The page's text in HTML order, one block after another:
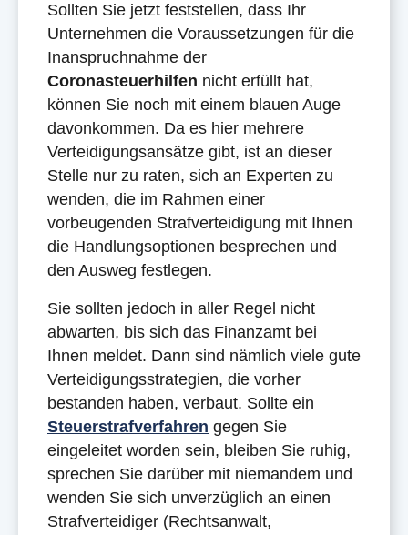
Sollten Sie jetzt feststellen, dass Ihr
Unternehmen die Voraussetzungen für die
Inanspruchnahme der
Coronasteuerhilfen nicht erfüllt hat,
können Sie noch mit einem blauen Auge
davonkommen. Da es hier mehrere
Verteidigungsansätze gibt, ist an dieser
Stelle nur zu raten, sich an Experten zu
wenden, die im Rahmen einer
vorbeugenden Strafverteidigung mit Ihnen
die Handlungsoptionen besprechen und
den Ausweg festlegen.
Sie sollten jedoch in aller Regel nicht
abwarten, bis sich das Finanzamt bei
Ihnen meldet. Dann sind nämlich viele gute
Verteidigungsstrategien, die vorher
bestanden haben, verbaut. Sollte ein
Steuerstrafverfahren gegen Sie
eingeleitet worden sein, bleiben Sie ruhig,
sprechen Sie darüber mit niemandem und
wenden Sie sich unverzüglich an einen
Strafverteidiger (Rechtsanwalt,